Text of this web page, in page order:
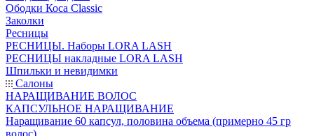
Ободки Коса Classic
Заколки
Ресницы
РЕСНИЦЫ. Наборы LORA LASH
РЕСНИЦЫ накладные LORA LASH
Шпильки и невидимки
Салоны
НАРАЩИВАНИЕ ВОЛОС
КАПСУЛЬНОЕ НАРАЩИВАНИЕ
Наращивание 60 капсул, половина объема (примерно 45 гр
волос)